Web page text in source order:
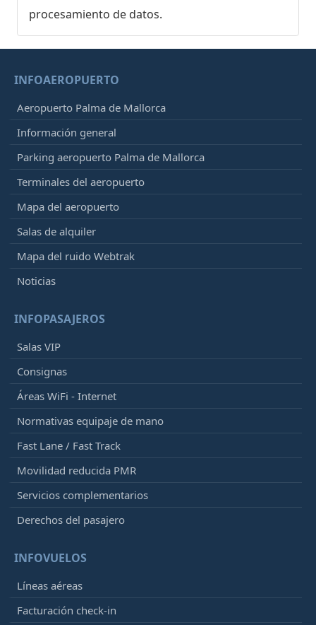
procesamiento de datos.
INFOAEROPUERTO
Aeropuerto Palma de Mallorca
Información general
Parking aeropuerto Palma de Mallorca
Terminales del aeropuerto
Mapa del aeropuerto
Salas de alquiler
Mapa del ruido Webtrak
Noticias
INFOPASAJEROS
Salas VIP
Consignas
Áreas WiFi - Internet
Normativas equipaje de mano
Fast Lane / Fast Track
Movilidad reducida PMR
Servicios complementarios
Derechos del pasajero
INFOVUELOS
Líneas aéreas
Facturación check-in